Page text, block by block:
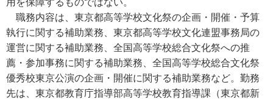
用を保障するものではない。
職務内容は、東京都高等学校文化祭の企画・開催・予算
執行に関する補助業務、東京都高等学校文化連盟事務局の
運営に関する補助業務、全国高等学校総合文化祭への推
薦・参加事務に関する補助業務、全国高等学校総合文化祭
優秀校東京公演の企画・開催に関する補助業務など。勤務
先は、東京都教育庁指導部高等学校教育指導課（東京都新